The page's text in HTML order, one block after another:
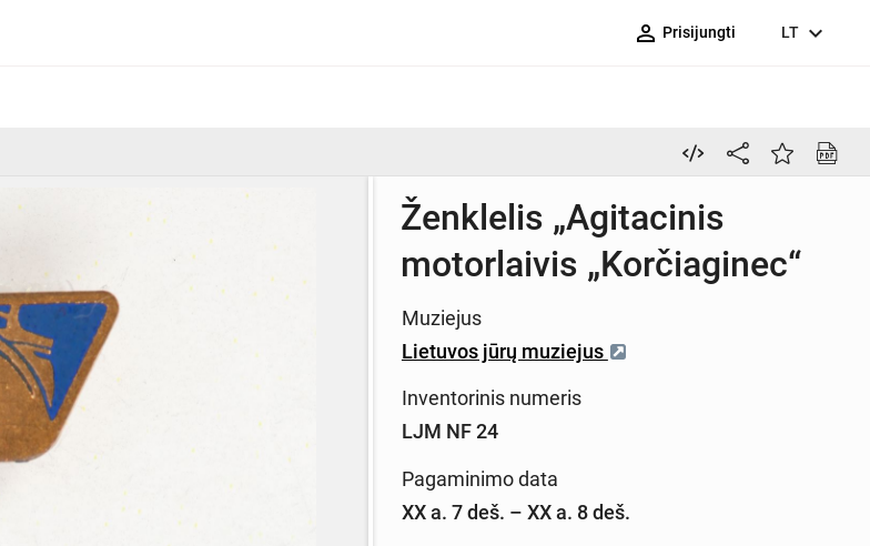
person_outline Prisijungti LT expand_more
Ženklelis „Agitacinis
motorlaivis „Korčiaginec“
Muziejus
Lietuvos jūrų muziejus
Inventorinis numeris
LJM NF 24
Pagaminimo data
XX a. 7 deš. – XX a. 8 deš.